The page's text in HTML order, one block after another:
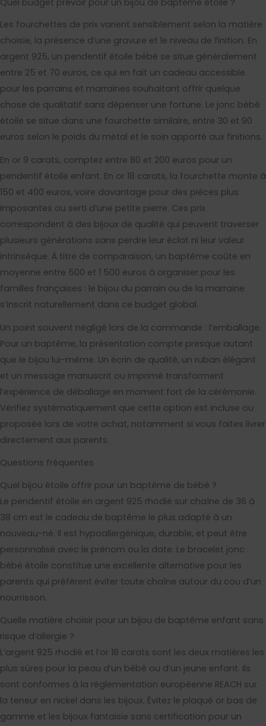
Quel budget prévoir pour un bijou de baptême étoile ?
Les fourchettes de prix varient sensiblement selon la matière
choisie, la présence d’une gravure et le niveau de finition. En
argent 925, un pendentif étoile bébé se situe généralement
entre 25 et 70 euros, ce qui en fait un cadeau accessible
pour les parrains et marraines souhaitant offrir quelque
chose de qualitatif sans dépenser une fortune. Le jonc bébé
étoile se situe dans une fourchette similaire, entre 30 et 90
euros selon le poids du métal et le soin apporté aux finitions.
En or 9 carats, comptez entre 80 et 200 euros pour un
pendentif étoile enfant. En or 18 carats, la fourchette monte à
150 et 400 euros, voire davantage pour des pièces plus
imposantes ou serti d’une petite pierre. Ces prix
correspondent à des bijoux de qualité qui peuvent traverser
plusieurs générations sans perdre leur éclat ni leur valeur
intrinsèque. À titre de comparaison, un baptême coûte en
moyenne entre 500 et 1 500 euros à organiser pour les
familles françaises : le bijou du parrain ou de la marraine
s’inscrit naturellement dans ce budget global.
Un point souvent négligé lors de la commande : l’emballage.
Pour un baptême, la présentation compte presque autant
que le bijou lui-même. Un écrin de qualité, un ruban élégant
et un message manuscrit ou imprimé transforment
l’expérience de déballage en moment fort de la cérémonie.
Vérifiez systématiquement que cette option est incluse ou
proposée lors de votre achat, notamment si vous faites livrer
directement aux parents.
Questions fréquentes
Quel bijou étoile offrir pour un baptême de bébé ?
Le pendentif étoile en argent 925 rhodié sur chaîne de 36 à
38 cm est le cadeau de baptême le plus adapté à un
nouveau-né. Il est hypoallergénique, durable, et peut être
personnalisé avec le prénom ou la date. Le bracelet jonc
bébé étoile constitue une excellente alternative pour les
parents qui préfèrent éviter toute chaîne autour du cou d’un
nourrisson.
Quelle matière choisir pour un bijou de baptême enfant sans
risque d’allergie ?
L’argent 925 rhodié et l’or 18 carats sont les deux matières les
plus sûres pour la peau d’un bébé ou d’un jeune enfant. Ils
sont conformes à la réglementation européenne REACH sur
la teneur en nickel dans les bijoux. Évitez le plaqué or bas de
gamme et les bijoux fantaisie sans certification pour un